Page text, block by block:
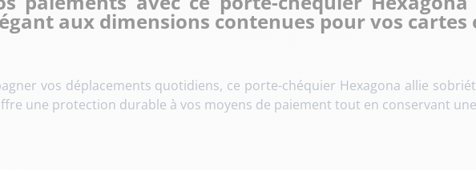
aux dimensions contenues pour vos cartes
vos déplacements quotidiens, ce porte-chéquier Hexagona allie
une protection durable à vos moyens de paiement tout en conservant